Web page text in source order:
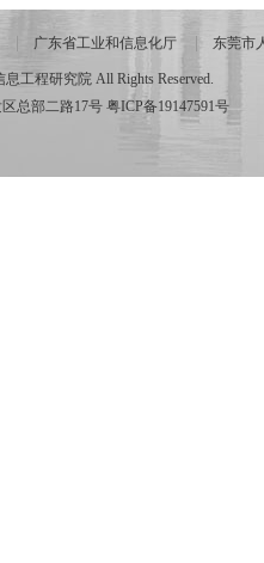
广东省工业和信息化厅 东莞市
工程研究院 All Rights Reserved.
总部二路17号 粤ICP备19147591号